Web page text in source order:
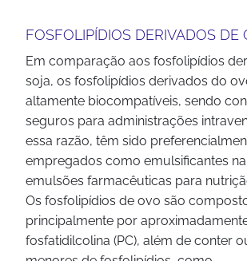
FOSFOLIPÍDIOS DERIVADOS DE
Em comparação aos fosfolipídios
soja, os fosfolipídios derivados do
altamente biocompatíveis, sendo
seguros para administrações
essa razão, têm sido
empregados como emulsificantes
emulsões farmacêuticas para
Os fosfolipídios de ovo são
principalmente por
fosfatidilcolina (PC), além de conter